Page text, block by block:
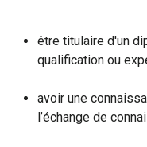
être titulaire d'un
qualification ou
avoir une
l’échange de